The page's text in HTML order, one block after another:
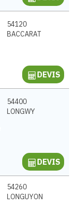
54120
BACCARAT
DEVIS
54400
LONGWY
DEVIS
54260
LONGUYON